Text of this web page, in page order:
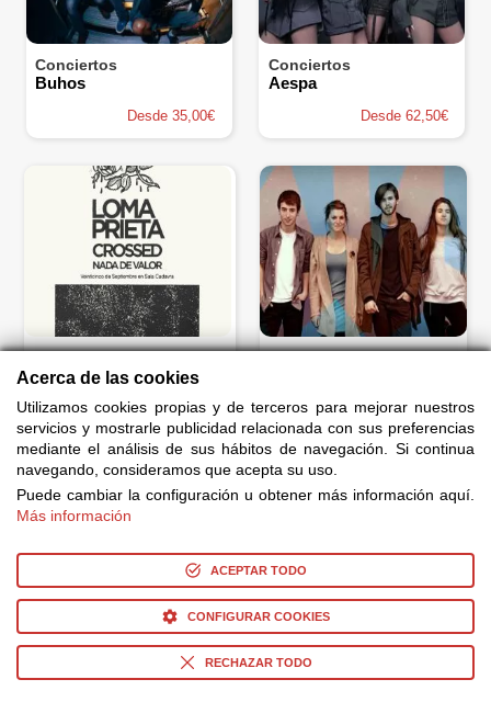
Conciertos
Buhos
Desde 35,00€
Conciertos
Aespa
Desde 62,50€
Varios Precios Desde 15,00€
Conciertos
La Oreja de Van Gogh
Conciertos
Marta Sánchez
Acerca de las cookies
Utilizamos cookies propias y de terceros para mejorar nuestros
servicios y mostrarle publicidad relacionada con sus preferencias
mediante el análisis de sus hábitos de navegación. Si continua
navegando, consideramos que acepta su uso.
Puede cambiar la configuración u obtener más información aquí.
Más información
ACEPTAR TODO
CONFIGURAR COOKIES
RECHAZAR TODO